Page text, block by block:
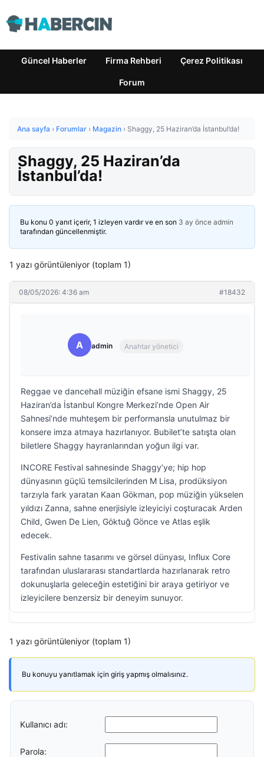
Güncel Haberler Firma Rehberi Çerez Politikası
Forum
Ana sayfa › Forumlar › Magazin › Shaggy, 25 Haziran’da İstanbul’da!
Shaggy, 25 Haziran’da
İstanbul’da!
Bu konu 0 yanıt içerir, 1 izleyen vardır ve en son 3 ay önce admin
tarafından güncellenmiştir.
1 yazı görüntüleniyor (toplam 1)
08/05/2026: 4:36 am #18432
A admin Anahtar yönetici
Reggae ve dancehall müziğin efsane ismi Shaggy, 25
Haziran’da İstanbul Kongre Merkezi’nde Open Air
Sahnesi’nde muhteşem bir performansla unutulmaz bir
konsere imza atmaya hazırlanıyor. Bubilet’te satışta olan
biletlere Shaggy hayranlarından yoğun ilgi var.
INCORE Festival sahnesinde Shaggy’ye; hip hop
dünyasının güçlü temsilcilerinden M Lisa, prodüksiyon
tarzıyla fark yaratan Kaan Gökman, pop müziğin yükselen
yıldızı Zanna, sahne enerjisiyle izleyiciyi coşturacak Arden
Child, Gwen De Lien, Göktuğ Gönce ve Atlas eşlik
edecek.
Festivalin sahne tasarımı ve görsel dünyası, Influx Core
tarafından uluslararası standartlarda hazırlanarak retro
dokunuşlarla geleceğin estetiğini bir araya getiriyor ve
izleyicilere benzersiz bir deneyim sunuyor.
1 yazı görüntüleniyor (toplam 1)
Bu konuyu yanıtlamak için giriş yapmış olmalısınız.
Kullanıcı adı:
Parola: